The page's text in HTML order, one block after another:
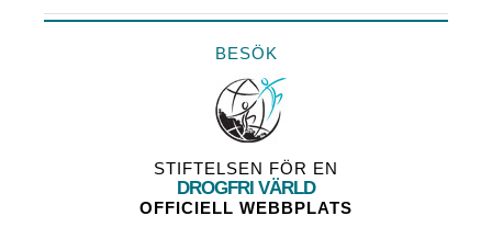
BESÖK
STIFTELSEN FÖR EN
DROGFRI VÄRLD
OFFICIELL WEBBPLATS